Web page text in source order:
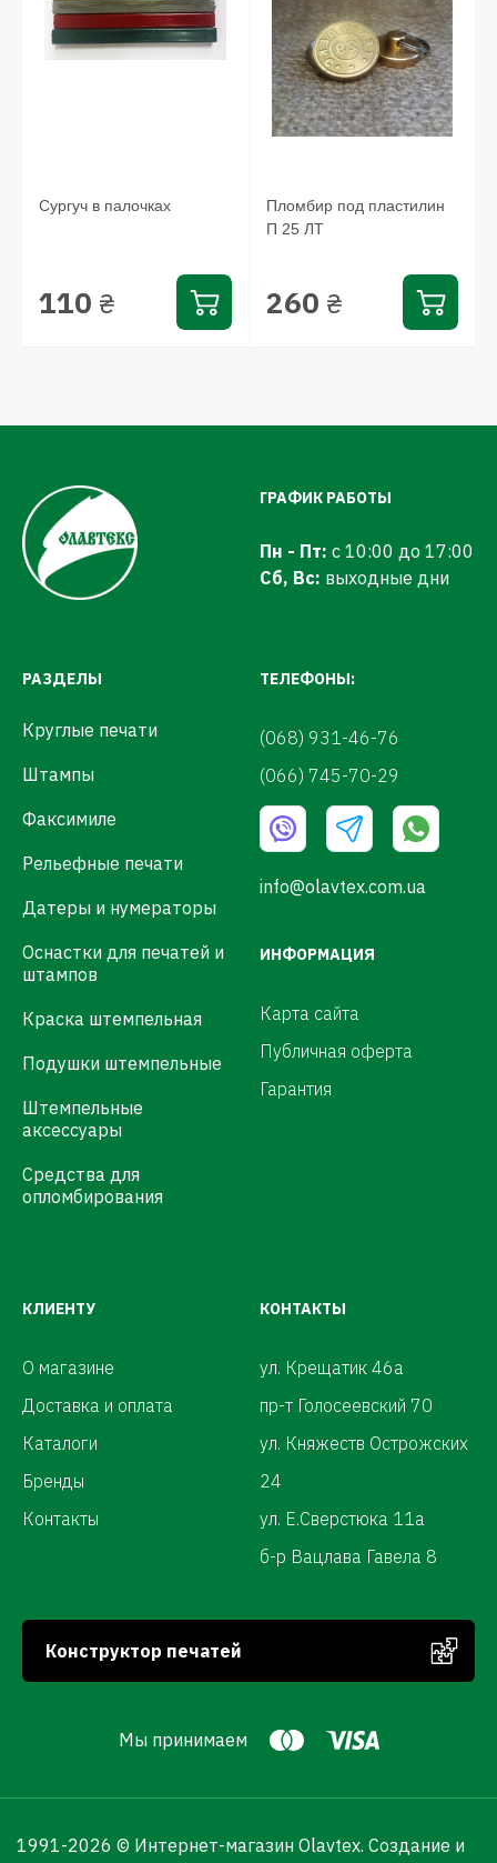
Сургуч в палочках
110 ₴
Пломбир под пластилин
П 25 ЛТ
260 ₴
ГРАФИК РАБОТЫ
Пн - Пт: с 10:00 до 17:00
Сб, Вс: выходные дни
РАЗДЕЛЫ
Круглые печати
Штампы
Факсимиле
Рельефные печати
Датеры и нумераторы
Оснастки для печатей и
штампов
Краска штемпельная
Подушки штемпельные
Штемпельные
аксессуары
Средства для
опломбирования
ТЕЛЕФОНЫ:
(068) 931-46-76
(066) 745-70-29
info@olavtex.com.ua
ИНФОРМАЦИЯ
Карта сайта
Публичная оферта
Гарантия
КЛИЕНТУ
О магазине
Доставка и оплата
Каталоги
Бренды
Контакты
КОНТАКТЫ
ул. Крещатик 46а
пр-т Голосеевский 70
ул. Княжеств Острожских
24
ул. Е.Сверстюка 11а
б-р Вацлава Гавела 8
Конструктор печатей
Мы принимаем
1991-2026 © Интернет-магазин Olavtex. Создание и